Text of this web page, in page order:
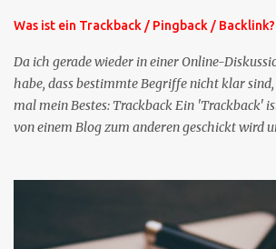
Was ist ein Trackback / Pingback / Backlink?
Da ich gerade wieder in einer Online-
habe, dass bestimmte Begriffe nicht klar
mal mein Bestes: Trackback Ein 'Trackback'
von einem Blog zum anderen geschickt wird
was ich zu deinem Inhalt zu sagen hatte."
Nachrichtenfunktion wird 'angestoßen' in